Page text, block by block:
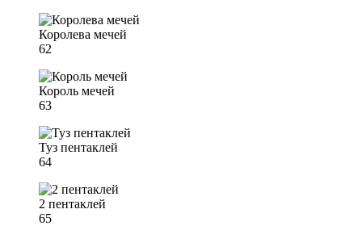
Королева мечей
62
Король мечей
63
Туз пентаклей
64
2 пентаклей
65